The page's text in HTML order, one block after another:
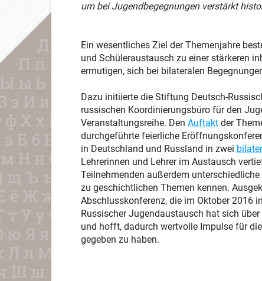
um bei Jugendbegegnungen verstärkt
Ein wesentliches Ziel der Themenjahre
und Schüleraustausch zu einer stärkeren
ermutigen, sich bei bilateralen
Dazu initiierte die Stiftung Deutsch-
russischen Koordinierungsbüro für den
Veranstaltungsreihe. Den Auftakt der
durchgeführte feierliche
in Deutschland und Russland in zwei
Lehrerinnen und Lehrer im Austausch
Teilnehmenden außerdem
zu geschichtlichen Themen kennen.
Abschlusskonferenz, die im Oktober 2016
Russischer Jugendaustausch hat sich
und hofft, dadurch wertvolle Impulse für
gegeben zu haben.